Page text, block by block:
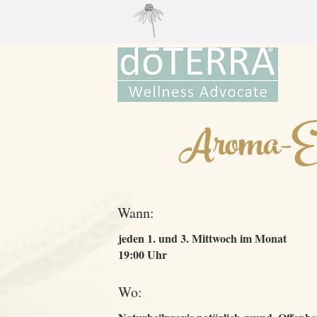
Aroma-
Wann:
Wo:
jeden 1. und 3. Mittwoch im Monat
19:00 Uhr